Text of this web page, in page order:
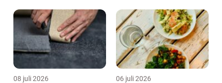
08 juli 2026 06 juli 2026